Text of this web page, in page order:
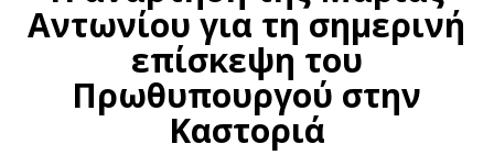
Αντωνίου για τη σημερινή
επίσκεψη του
Πρωθυπουργού στην
Καστοριά